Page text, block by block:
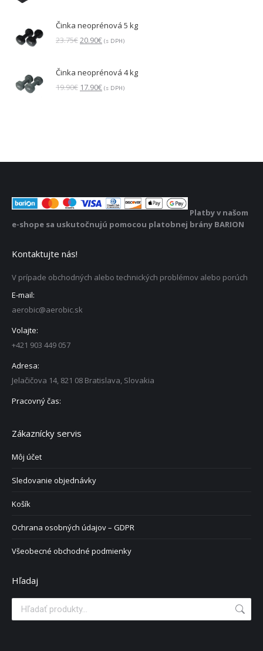
89.90€.84.40€.
Činka neoprénová 5 kg
23.75€ Pôvodná
23.75€.
20.90€Aktuálna
20.90€.
(s DPH)
Činka neoprénová 4 kg
19.90€ Pôvodná
17.90€Aktuálna
(s DPH)
Platby v našom
e-shope sa uskutočnujú pomocou platobnej brány BARION
Kontaktujte nás!
V prípade obchodných alebo technických problémov alebo porúch
E-mail:
aerobic@aerobic.sk
Volajte:
+421 903 449 057
Adresa:
Jelačičova 14, 821 08 Bratislava, Slovakia
Pracovný čas:
Zákaznícky servis
Môj účet
Sledovanie objednávky
Košík
Ochrana osobných údajov – GDPR
Všeobecné obchodné podmienky
Hľadaj